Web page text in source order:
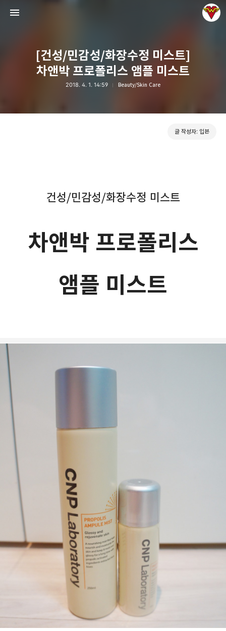
[건성/민감성/화장수정 미스트]
차앤박 프로폴리스 앰플 미스트
2018. 4. 1. 14:59 Beauty/Skin Care
글 작성자: 입븐
건성/민감성/화장수정 미스트
차앤박 프로폴리스
앰플 미스트
그녀는 예뻤다